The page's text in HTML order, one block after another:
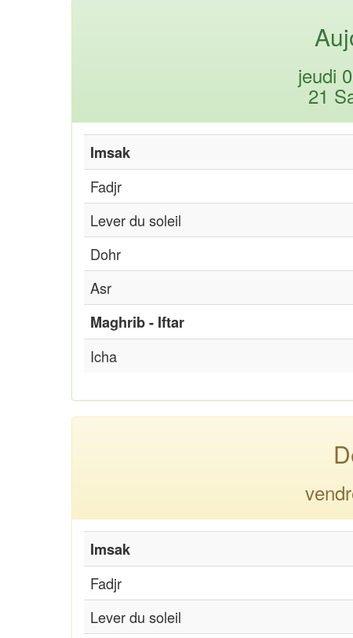
jeudi
21
Imsak
Fadjr
Lever du soleil
Dohr
Asr
Maghrib - Iftar
Icha
Imsak
Fadjr
Lever du soleil